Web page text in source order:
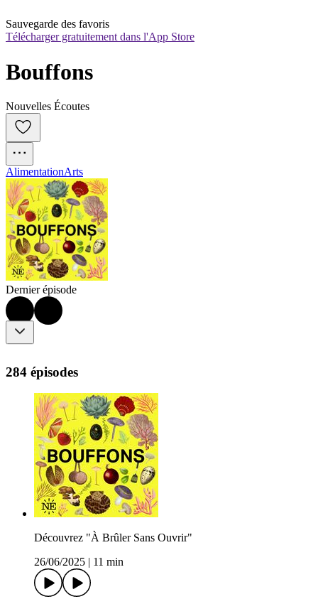
Sauvegarde des favoris
Télécharger gratuitement dans l'App Store
Bouffons
Nouvelles Écoutes
AlimentationArts
Dernier épisode
284 épisodes
Découvrez "À Brûler Sans Ouvrir"
26/06/2025
11 min